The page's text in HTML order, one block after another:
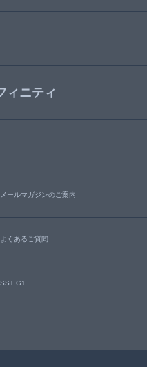
ィニティ
メールマガジンのご案内
よくあるご質問
SST G1